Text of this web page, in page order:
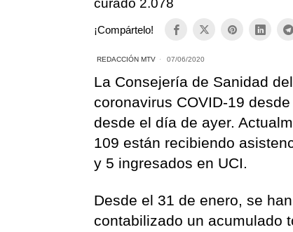
curado 2.078
¡Compártelo!
REDACCIÓN MTV 07/06/2020
La Consejería de Sanidad
coronavirus COVID-19
desde el día de ayer.
109 están recibiendo
y 5 ingresados en UCI.
Desde el 31 de enero, se
contabilizado un acumulado